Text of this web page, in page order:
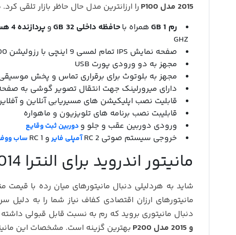
2015 مدل P100
را ارزانترین مدل حال حاظر بازار تلقی
رم 1 GB
همراه باحافظه داخلی 32 GB و پردازنده 4 هسته ای
GHZ
صفحه نمایش IPS تمام لمسی 9 اینچی با رزولیشن 600*1024
مجهز به دو ورودی پورت USB
مجهز به بلوتوث برای برقراری تماس و پخش
دارای میرورلینک جهت انتقال تصویر گوشی به
قابلیت نصب اپلیکیشن های مسیریابی آنلاین و
قابلیبت نصب برنامه های تلویزیون و ماهواره
ورودی دوربین عقب و جلو و دوربین ثبت وقایع
خروجی سیستم صوتی 2 RC آمپلی فایرو 1 RC ساب
مانیتور اندروید برای النترا 2014 و 2015 مدل P200
شاید به هردلیلی دنبال مانیتورهای میان رده با
مانیتورهای ارزان اقتصادی کفاف نیاز شما را به
دنبال مانیتوری بروید که رم به نسبت قابل قبولی
و 2015 مدل P200
بهترین گزینه است. مشخصات این